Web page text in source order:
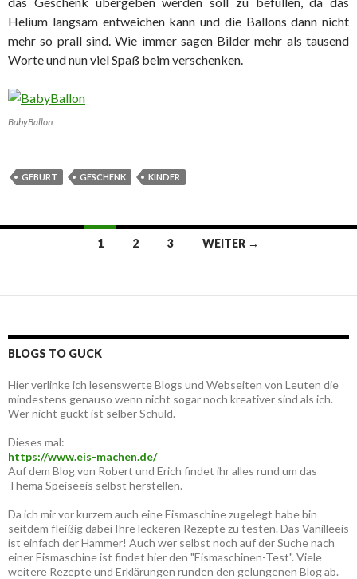
Helium langsam entweichen kann und die Ballons dann nicht
mehr so prall sind. Wie immer sagen Bilder mehr als tausend
Worte und nun viel Spaß beim verschenken.
BabyBallon
GEBURT GESCHENK KINDER
Beitragsnavigation
1 2 3 WEITER →
BLOGS TO GUCK
Hier verlinke ich lesenswerte Blogs und Webseiten von Leuten die
mindestens genauso wenn nicht sogar noch kreativer sind als ich.
Wer nicht guckt ist selber Schuld.
Dieses mal:
https://www.eis-machen.de/
Auf dem Blog von Robert und Erich findet ihr alles rund um das
Thema Speiseeis selbst herstellen.
Da ich mir vor kurzem auch eine Eismaschine zugelegt habe bin
seitdem fleißig dabei Ihre leckeren Rezepte zu testen. Das Vanilleeis
ist einfach der Hammer! Auch wer selbst noch auf der Suche nach
einer Eismaschine ist findet hier den "Eismaschinen-Test". Viele
weitere Rezepte und Erklärungen runden den gelungenen Blog ab.